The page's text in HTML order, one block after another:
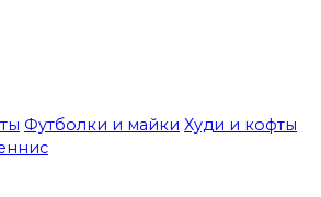
Футболки и майки Худи и кофты